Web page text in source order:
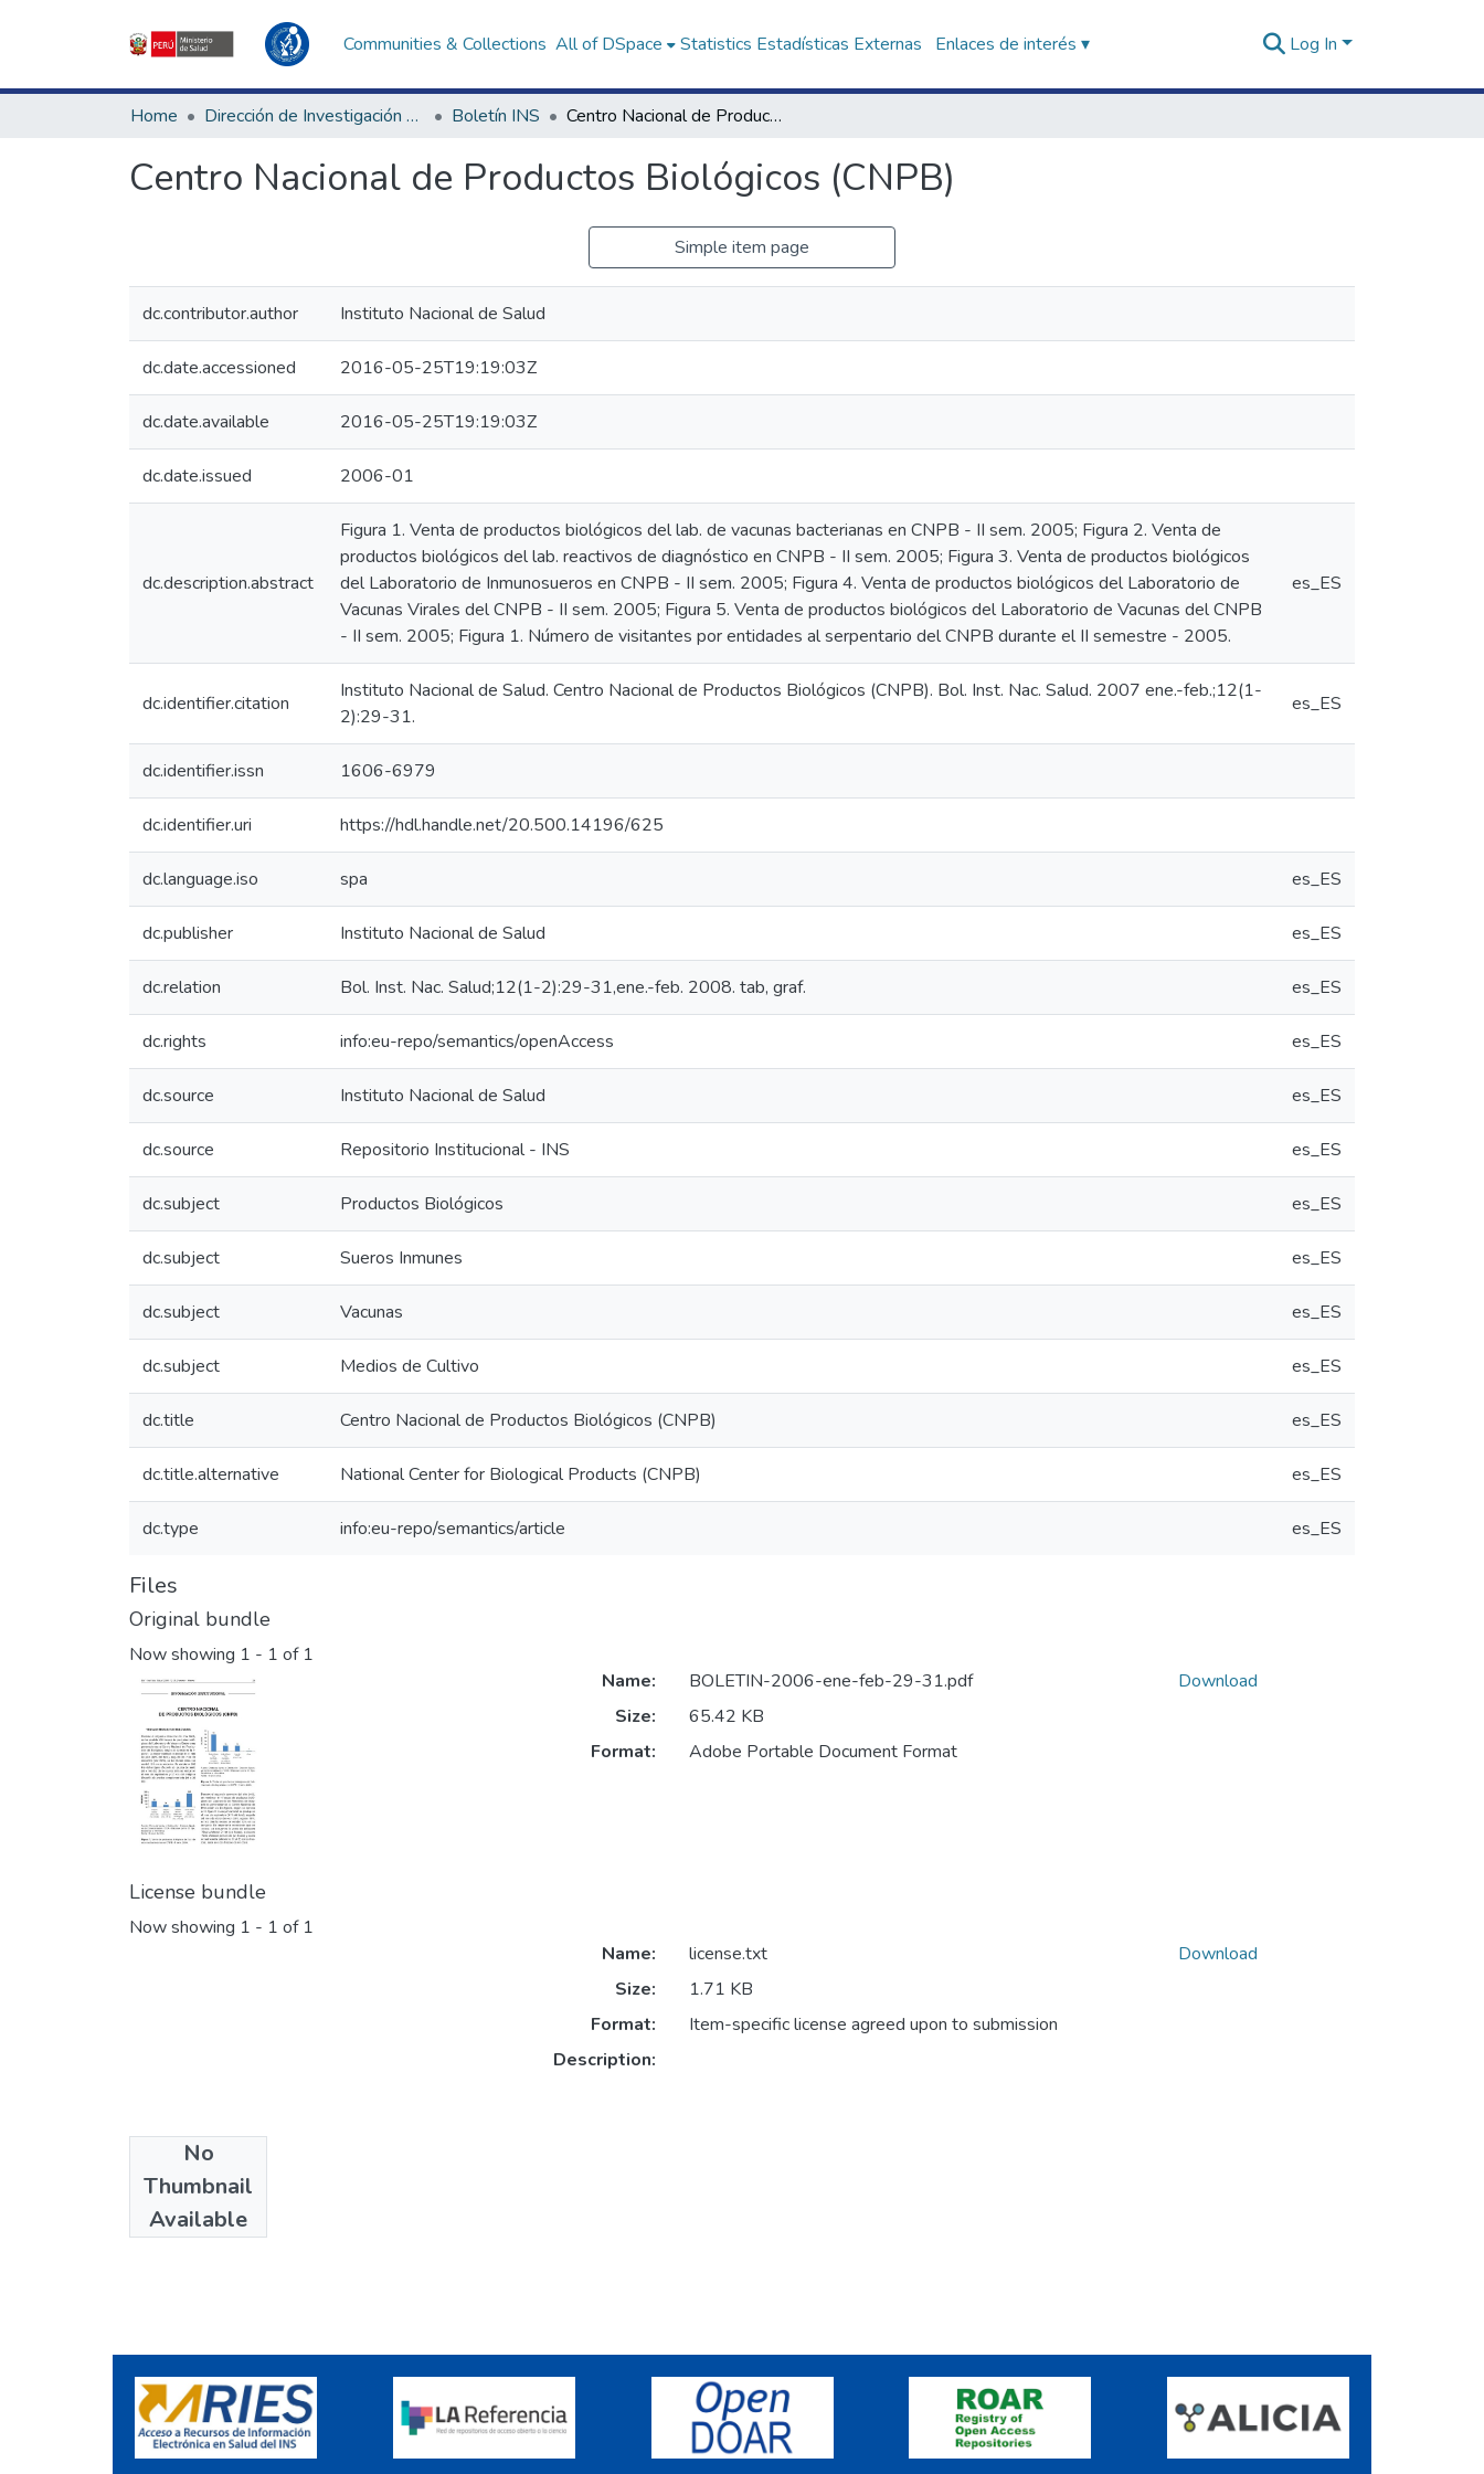
Communities & Collections All of DSpace Statistics Estadísticas Externas Enlaces de interés ▾ Log In
Home Dirección de Investigación e Innovación en Salud Boletín INS Centro Nacional de Productos Biológicos (CNPB)
Centro Nacional de Productos Biológicos (CNPB)
Simple item page
dc.contributor.author Instituto Nacional de Salud
dc.date.accessioned 2016-05-25T19:19:03Z
dc.date.available 2016-05-25T19:19:03Z
dc.date.issued 2006-01
dc.description.abstract
Figura 1. Venta de productos biológicos del lab. de vacunas bacterianas en CNPB - II sem. 2005; Figura 2. Venta de
productos biológicos del lab. reactivos de diagnóstico en CNPB - II sem. 2005; Figura 3. Venta de productos biológicos
del Laboratorio de Inmunosueros en CNPB - II sem. 2005; Figura 4. Venta de productos biológicos del Laboratorio de
Vacunas Virales del CNPB - II sem. 2005; Figura 5. Venta de productos biológicos del Laboratorio de Vacunas del CNPB
- II sem. 2005; Figura 1. Número de visitantes por entidades al serpentario del CNPB durante el II semestre - 2005.
es_ES
dc.identifier.citation
Instituto Nacional de Salud. Centro Nacional de Productos Biológicos (CNPB). Bol. Inst. Nac. Salud. 2007 ene.-feb.;12(1-
2):29-31.
es_ES
dc.identifier.issn 1606-6979
dc.identifier.uri https://hdl.handle.net/20.500.14196/625
dc.language.iso spa es_ES
dc.publisher Instituto Nacional de Salud es_ES
dc.relation Bol. Inst. Nac. Salud;12(1-2):29-31,ene.-feb. 2008. tab, graf. es_ES
dc.rights info:eu-repo/semantics/openAccess es_ES
dc.source Instituto Nacional de Salud es_ES
dc.source Repositorio Institucional - INS es_ES
dc.subject Productos Biológicos es_ES
dc.subject Sueros Inmunes es_ES
dc.subject Vacunas es_ES
dc.subject Medios de Cultivo es_ES
dc.title Centro Nacional de Productos Biológicos (CNPB) es_ES
dc.title.alternative National Center for Biological Products (CNPB) es_ES
dc.type info:eu-repo/semantics/article es_ES
Files
Original bundle
Now showing 1 - 1 of 1
Name:
BOLETIN-2006-ene-feb-29-31.pdf
Size:
65.42 KB
Format:
Adobe Portable Document Format
Download
License bundle
Now showing 1 - 1 of 1
No
Thumbnail
Available
Name:
license.txt
Size:
1.71 KB
Format:
Item-specific license agreed upon to submission
Description:
Download
Collections
Boletín INS